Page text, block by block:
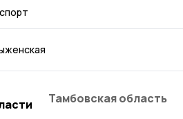
спорт
Тамбовская область